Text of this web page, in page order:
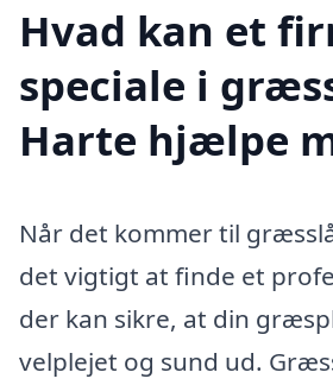
Hvad kan et
speciale i
Harte hjælpe
Når det kommer til
det vigtigt at finde et
der kan sikre, at din
velplejet og sund ud.